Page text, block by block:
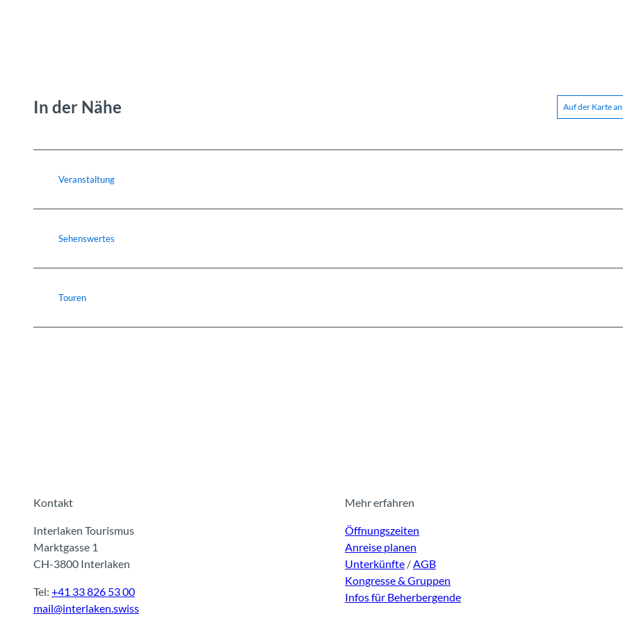
In der Nähe Auf der Karte
Veranstaltung
Sehenswertes
Touren
Kontakt
Interlaken Tourismus
Marktgasse 1
CH-3800 Interlaken
Tel: +41 33 826 53 00
mail@interlaken.swiss
Mehr erfahren
Öffnungszeiten
Anreise planen
Unterkünfte /AGB
Kongresse & Gruppen
Infos für Beherbergende